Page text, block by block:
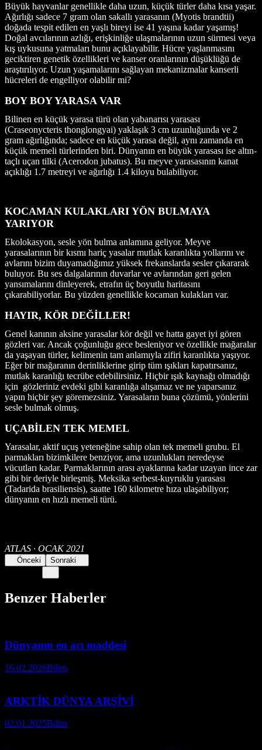
Büyük hayvanlar genellikle daha uzun, küçük türler daha kısa yaşar.
Ağırlığı sadece 7 gram olan sakallı yarasanın (Myotis brandtii)
doğada tespit edilen en yaşlı bireyi ise 41 yaşına kadar yaşamış!
Doğal avcılarının azlığı, erişkinliğe ulaşmalarının uzun sürmesi veya
kış uykusuna yatmaları bunu açıklayabilir. Hücre yaşlanmasını
geciktiren genetik özellikleri ve kanser oranlarının düşüklüğü de
araştırılıyor. Uzun yaşamalarını sağlayan mekanizmalar kanserli
hücreleri de engelliyor olabilir mi?
BOY BOY YARASA VAR
Bilinen en küçük yarasa türü olan yabanarısı yarasası
(Craseonycteris thonglongyai) yaklaşık 3 cm uzunluğunda ve 2
gram ağırlığında; sadece en küçük yarasa değil, aynı zamanda en
küçük memeli türlerinden biri. Dünyanın en büyük yarasası ise altın-
taçlı uçan tilki (Acerodon jubatus). Bu meyve yarasasının kanat
açıklığı 1.7 metreyi ve ağırlığı 1.4 kiloyu bulabiliyor.
KOCAMAN KULAKLARI YÖN BULMAYA
YARIYOR
Ekolokasyon, sesle yön bulma anlamına geliyor. Meyve
yarasalarının bir kısmı hariç yasalar mutlak karanlıkta yollarını ve
avlarını bizim duyamadığımız yüksek frekanslarda sesler çıkararak
buluyor. Bu ses dalgalarının duvarlar ve avlarından geri gelen
yansımalarını dinleyerek, etrafın üç boyutlu haritasını
çıkarabiliyorlar. Bu yüzden genellikle kocaman kulakları var.
HAYIR, KÖR DEĞİLLER!
Genel kanının aksine yarasalar kör değil ve hatta gayet iyi gören
gözleri var. Ancak çoğunluğu gece besleniyor ve özellikle mağaralar
da yaşayan türler, kelimenin tam anlamıyla zifiri karanlıkta yaşıyor.
Eğer bir mağaranın derinliklerine girip tüm ışıkları kapatırsanız,
mutlak karanlığı tecrübe edebilirsiniz. Hiçbir ışık kaynağı olmadığı
için gözleriniz evdeki gibi karanlığa alışamaz ve ne yaparsanız
yapın hiçbir şey göremezsiniz. Yarasaların buna çözümü, yönlerini
sesle bulmak olmuş.
UÇABİLEN TEK MEMEL
Yarasalar, aktif uçuş yeteneğine sahip olan tek memeli grubu. El
parmakları bizimkilere benziyor, ama uzunlukları neredeyse
vücutları kadar. Parmaklarının arası ayaklarına kadar uzayan ince zar
gibi bir deriyle birleşmiş. Meksika serbest-kuyruklu yarasası
(Tadarida brasiliensis), saatte 160 kilometre hıza ulaşabiliyor;
dünyanın en hızlı memeli türü.
ATLAS · OCAK 2021
Önceki Sonraki
Benzer Haberler
Dünyanın en acı maddesi
16.02.2026Bilim
ARKTİK DÜNYA ARŞİVİ
02.01.2025Bilim